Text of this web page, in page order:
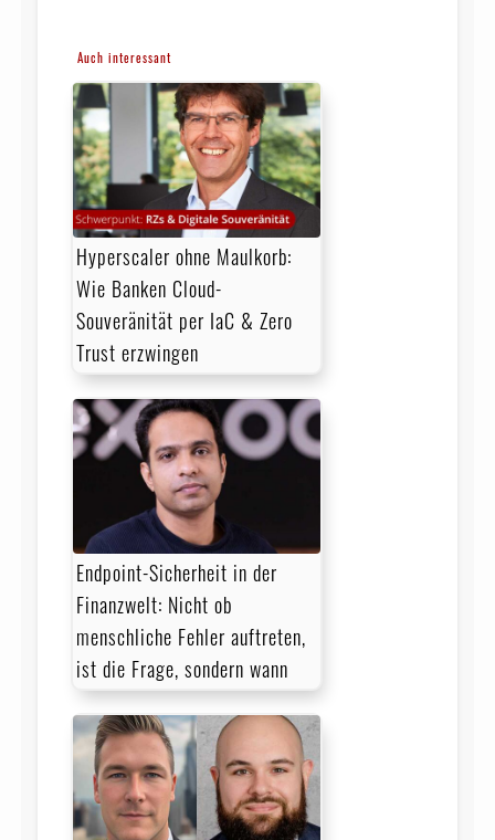
Auch interessant
Hyperscaler ohne Maulkorb:
Wie Banken Cloud-
Souveränität per IaC & Zero
Trust erzwingen
Endpoint-Sicherheit in der
Finanzwelt: Nicht ob
menschliche Fehler auftreten,
ist die Frage, sondern wann